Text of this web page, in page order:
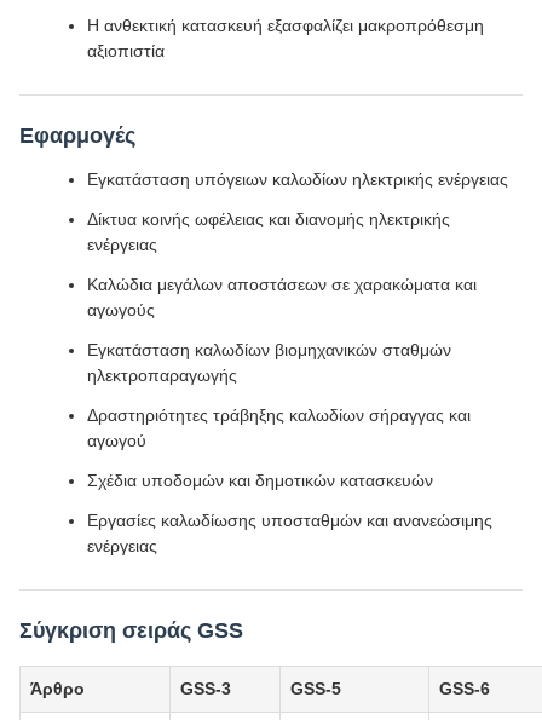
Η ανθεκτική κατασκευή εξασφαλίζει μακροπρόθεσμη
αξιοπιστία
Εφαρμογές
Εγκατάσταση υπόγειων καλωδίων ηλεκτρικής ενέργειας
Δίκτυα κοινής ωφέλειας και διανομής ηλεκτρικής
ενέργειας
Καλώδια μεγάλων αποστάσεων σε χαρακώματα και
αγωγούς
Εγκατάσταση καλωδίων βιομηχανικών σταθμών
ηλεκτροπαραγωγής
Δραστηριότητες τράβηξης καλωδίων σήραγγας και
αγωγού
Σχέδια υποδομών και δημοτικών κατασκευών
Εργασίες καλωδίωσης υποσταθμών και ανανεώσιμης
ενέργειας
Σύγκριση σειράς GSS
Άρθρο GSS-3 GSS-5 GSS-6